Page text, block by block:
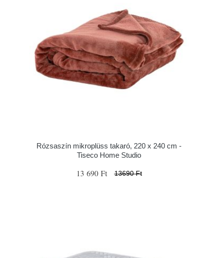
Rózsaszín mikroplüss takaró, 220 x 240 cm -
Tiseco Home Studio
13 690 Ft 13690 Ft